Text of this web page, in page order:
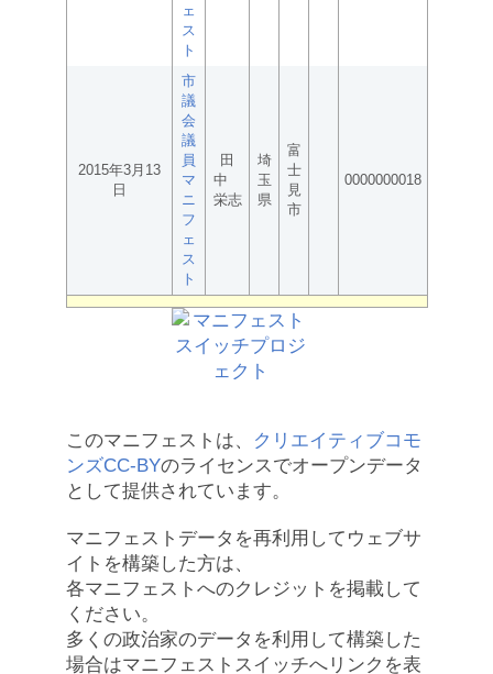
ェ
ス
ト
2015年3月13
日
市
議
会
議
員
マ
ニ
フ
ェ
ス
ト
田
中
栄志
埼
玉
県
富
士
見
市
0000000018
このマニフェストは、
クリエイティブコモ
ンズCC-BYのライセンスでオープンデータ
として提供されています。
マニフェストデータを再利用してウェブサ
イトを構築した方は、
各マニフェストへのクレジットを掲載して
ください。
多くの政治家のデータを利用して構築した
場合はマニフェストスイッチへリンクを表